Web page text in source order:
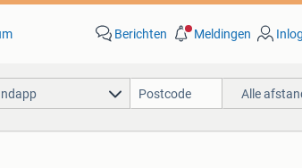
Berichten Meldingen
Alle